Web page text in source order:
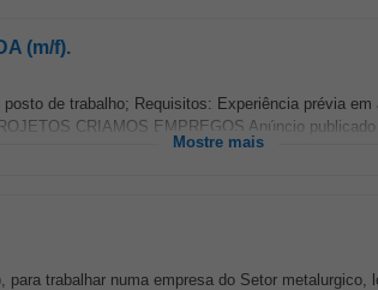
(m/f).
posto de trabalho; Requisitos: Experiência prévia
CRIAMOS EMPREGOS Anúncio publicado
Mostre mais
para trabalhar numa empresa do Setor